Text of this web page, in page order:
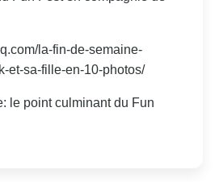
la-fin-de-semaine-
et-sa-fille-en-10-photos/
le point culminant du Fun